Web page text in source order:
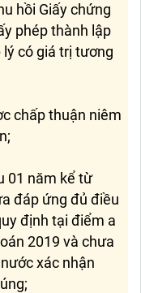
hồi Giấy chứng
phép thành lập
có giá trị tương
chấp thuận niêm
01 năm kể từ
đáp ứng đủ điều
định tại điểm a
2019 và chưa
xác nhận